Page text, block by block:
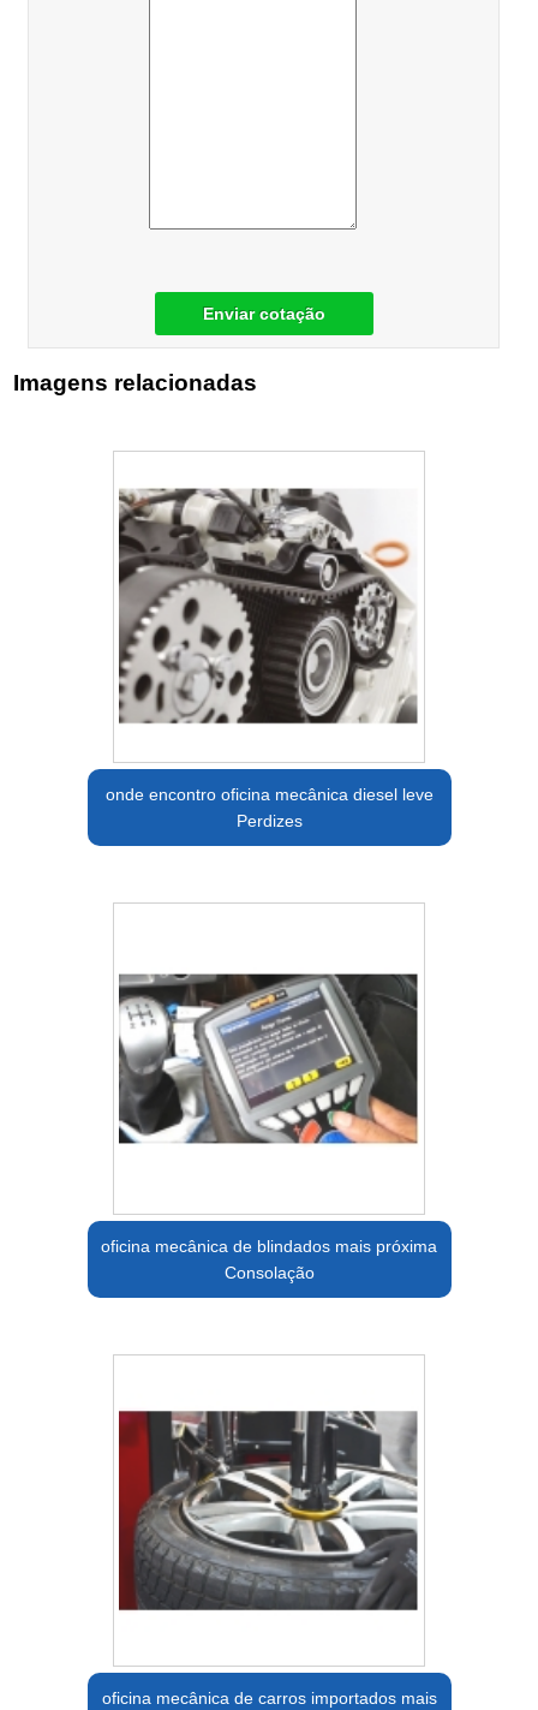
Enviar cotação
Imagens relacionadas
onde encontro oficina mecânica diesel leve
Perdizes
oficina mecânica de blindados mais próxima
Consolação
oficina mecânica de carros importados mais